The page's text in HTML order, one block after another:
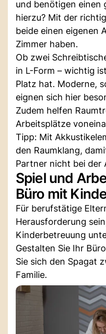
und benötigen einen
hierzu? Mit der
beide einen eigenen
Zimmer haben.
Ob zwei
in L-Form – wichtig
Platz hat. Moderne,
eignen sich hier
Zudem helfen
Arbeitsplätze
Tipp: Mit
den Raumklang,
Partner nicht bei der
Spiel und
Büro mit
Für berufstätige
Herausforderung
Kinderbetreuung
Gestalten Sie Ihr
Sie sich den Spagat
Familie.